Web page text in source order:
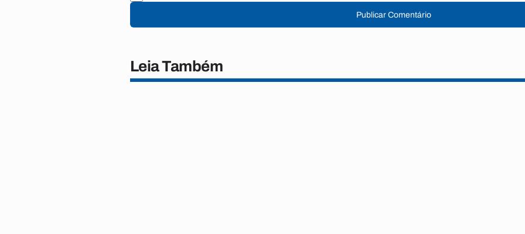
Publicar Comentário
Leia Também